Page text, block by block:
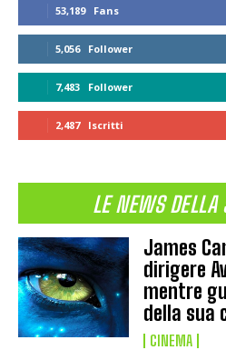
53,189 Fans
5,056 Follower
7,483 Follower
2,487 Iscritti
LE NEWS
James
dirigere
mentre
della sua
CINEMA